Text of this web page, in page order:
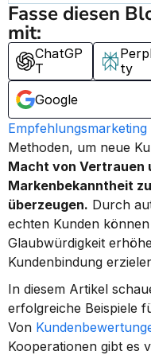
Fasse diesen
mit:
ChatGP
T
ty
Google
Empfehlungsmarketing
Methoden, um neue
Macht von Vertrauen
Markenbekanntheit
überzeugen. Durch
echten Kunden
Glaubwürdigkeit
Kundenbindung
In diesem Artikel
erfolgreiche Beispiele
Von
Kooperationen gibt es